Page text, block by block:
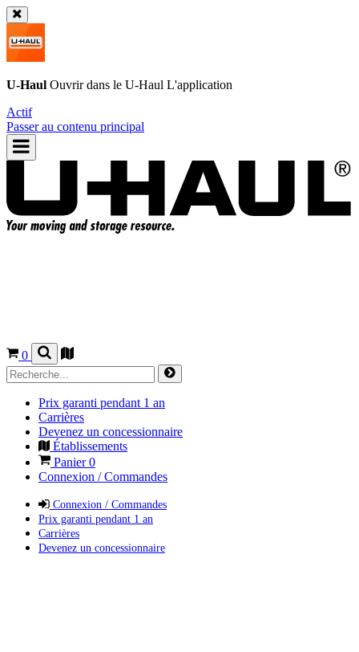
U-Haul Ouvrir dans le U-Haul L'application
Actif
Passer au contenu principal
0
Prix garanti pendant 1 an
Carrières
Devenez un concessionnaire
Établissements
Panier0
Connexion / Commandes
Connexion / Commandes
Prix garanti pendant 1 an
Carrières
Devenez un concessionnaire